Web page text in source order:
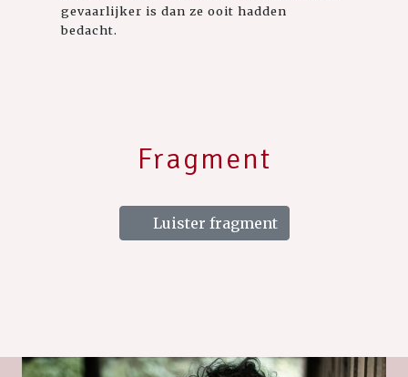
gevaarlijker is dan ze ooit hadden
bedacht.
Fragment
Luister fragment